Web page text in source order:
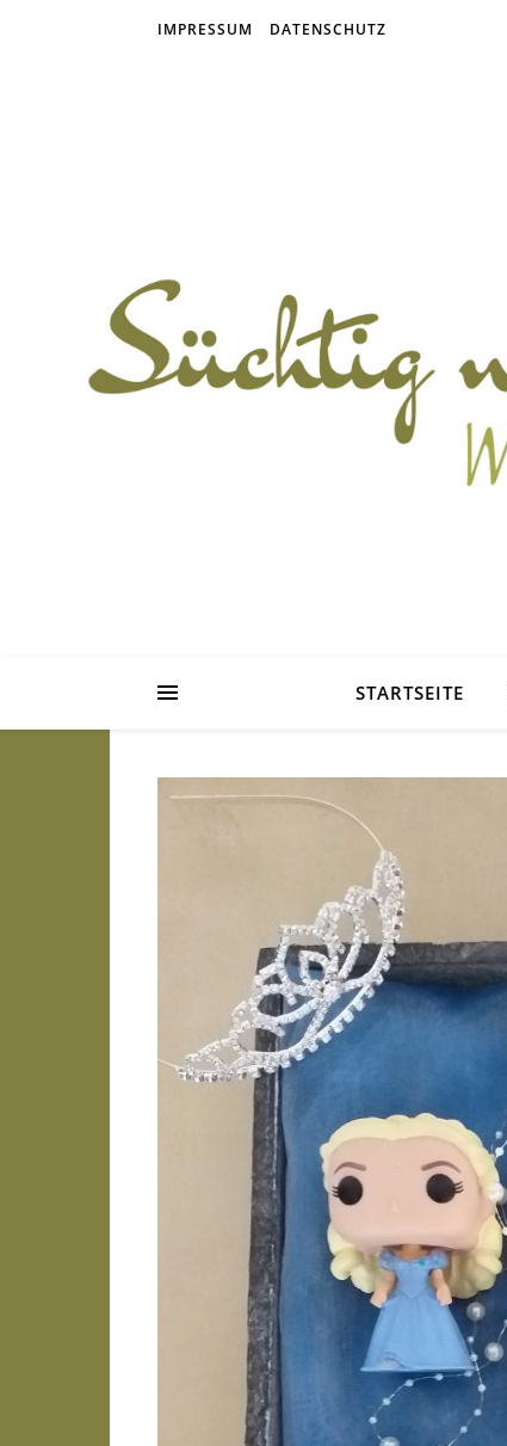
IMPRESSUM DATENSCHUTZ
STARTSEITE